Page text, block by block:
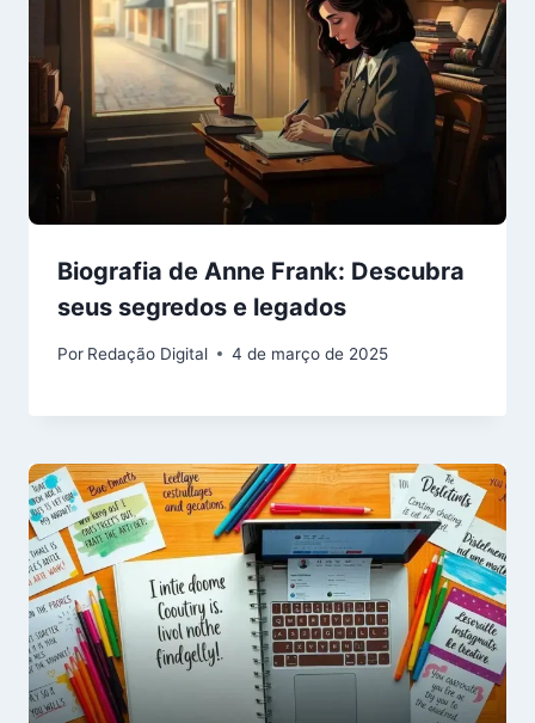
Biografia de Anne Frank: Descubra
seus segredos e legados
Por Redação Digital 4 de março de 2025